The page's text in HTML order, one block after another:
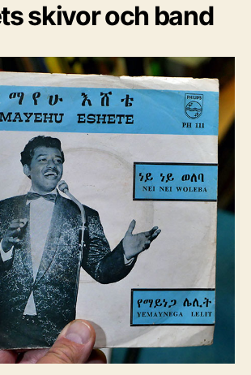
skivor och band